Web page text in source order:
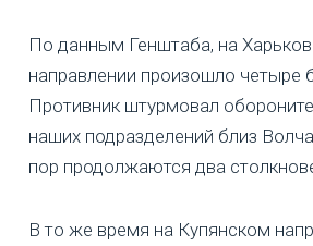
По данным Генштаба, на
направлении произошло четыре
Противник штурмовал
наших подразделений близ
пор продолжаются два
В то же время на Купянском